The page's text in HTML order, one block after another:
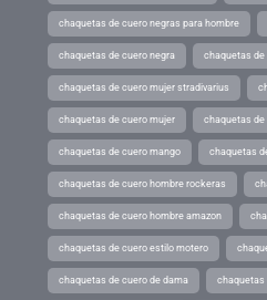
chaquetas de cuero negras para hombre
chaquetas de cuero negra chaquetas de
chaquetas de cuero mujer stradivarius
chaquetas de cuero mujer chaquetas
chaquetas de cuero mango chaquetas
chaquetas de cuero hombre rockeras
chaquetas de cuero hombre amazon
chaquetas de cuero estilo motero
chaquetas de cuero de dama chaquetas